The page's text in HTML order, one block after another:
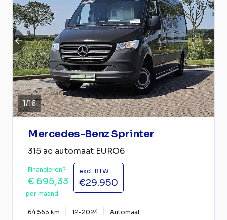
1/16
Mercedes-Benz Sprinter
315 ac automaat EURO6
Financieren?
€ 695,33
per maand
excl. BTW
€29.950
64.563 km 12-2024 Automaat